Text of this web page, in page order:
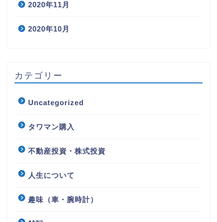
2020年11月
2020年10月
カテゴリー
Uncategorized
タワマン購入
不動産投資・株式投資
人生について
趣味（車・腕時計）